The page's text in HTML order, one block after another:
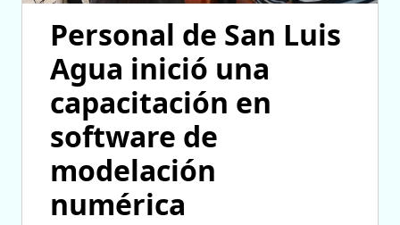
Personal de San Luis
Agua inició una
capacitación en
software de
modelación
numérica